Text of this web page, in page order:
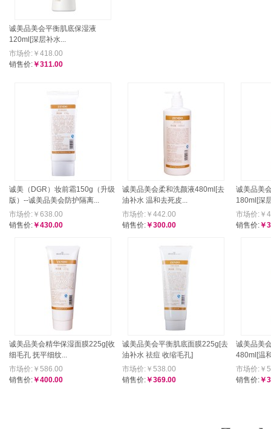
诚美品美会平衡肌底保湿液
120ml[深层补水...
市场价:￥418.00
销售价: ￥311.00
诚美（DGR）妆前霜150g（升级
版）--诚美品美会防护隔离...
市场价:￥638.00
销售价: ￥430.00
诚美品美会柔和洗颜液480ml[去
油补水 温和去死皮...
市场价:￥442.00
销售价: ￥300.00
诚美品美
180ml[深
市场价:￥
销售价:￥
诚美品美会精华保湿面膜225g[收
细毛孔 抚平细纹...
市场价:￥586.00
销售价: ￥400.00
诚美品美会平衡肌底面膜225g[去
油补水 祛痘 收缩毛孔]
市场价:￥538.00
销售价: ￥369.00
诚美品美
480ml[温
市场价:￥
销售价:￥